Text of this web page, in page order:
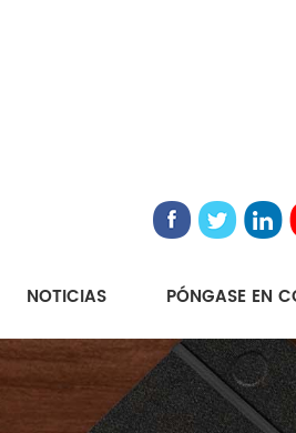
NOTICIAS PÓNGASE EN